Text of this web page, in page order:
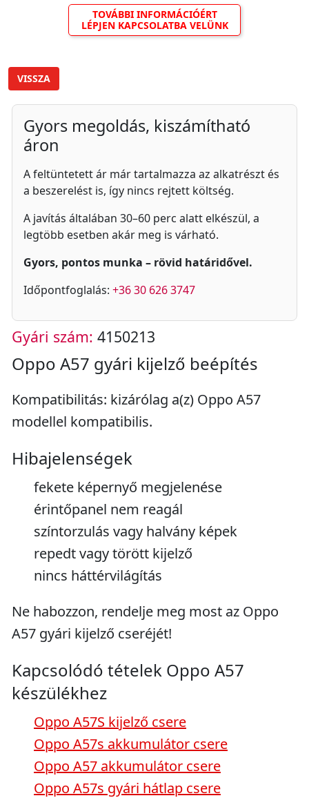
TOVÁBBI INFORMÁCIÓÉRT
LÉPJEN KAPCSOLATBA VELÜNK
VISSZA
Gyors megoldás, kiszámítható
áron
A feltüntetett ár már tartalmazza az alkatrészt és
a beszerelést is, így nincs rejtett költség.
A javítás általában 30–60 perc alatt elkészül, a
legtöbb esetben akár meg is várható.
Gyors, pontos munka – rövid határidővel.
Időpontfoglalás: +36 30 626 3747
Gyári szám: 4150213
Oppo A57 gyári kijelző beépítés
Kompatibilitás: kizárólag a(z) Oppo A57
modellel kompatibilis.
Hibajelenségek
fekete képernyő megjelenése
érintőpanel nem reagál
színtorzulás vagy halvány képek
repedt vagy törött kijelző
nincs háttérvilágítás
Ne habozzon, rendelje meg most az Oppo
A57 gyári kijelző cseréjét!
Kapcsolódó tételek Oppo A57
készülékhez
Oppo A57S kijelző csere
Oppo A57s akkumulátor csere
Oppo A57 akkumulátor csere
Oppo A57s gyári hátlap csere